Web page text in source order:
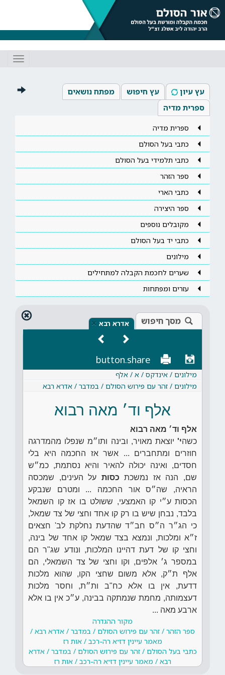
עץ עיון עץ חיפוש
מפתח נושאים
ספרית מדיה
ספרית מדיה
כתבי בעל הסולם
כתבי תלמידי בעל הסולם
ספר הזהר
כתבי הארי
ספר היצירה
מקובלים נוספים
כתבי יד בעל הסולם
מילונים
שערים לחכמת הקבלה למתחילים
עזרים ומפתחות
מסך חיפוש אדרא רבא ×
button.share
מילונים / אינדקס / א / אלף
מילונים / זהר עם פירוש הסולם / במדבר / אדרא רבא
אלף וד׳ מאה רבוא
אלף וד׳ מאה רבוא
כשהי' יוצאת מאויר, ובינה ותו״מ שנפלו מהמדרגה
חוזרים ומתחברים ... אשר אז החכמה היא בלי
חסדים, ואינה יכולה להאיר והיא נסתמת, כמ״ש
שם, הנה אז נמשכת כסות על העינים, שמכסה
הראיה, שה״ס אור החכמה ... ומטרם שנבקע
הכסות ע״י קו האמצעי, ששולט בו אז קו השמאל
בלבד, נבחן שיש בו רק קו אחד וחצי של צד שמאל,
כי הג״ר ה״ס חב״ד שהדעת נחלקת לב' חצאים
ז״א ומלכות, ונמצא בצד שמאל קו אחד של בינה,
וחצי קו של דעת דהיינו המלכות, ונודע שג"ר הם
במספר ג׳ אלפים, וקו וחצי של צד השמאלי, הם
אלף ת״ק, אלא משום שחצי הקו, שהוא מלכות
דדעת, אין בו אלא כח"ב ות״ת, וחסר מלכות
דעצמותה, מחמת שנמתקה בבינה, ע״כ אין בו אלא
ארבע מאה ...
מקור ההגדרה
ספר הזהר / זהר עם פירוש הסולם / במדבר / אדרא רבא /
מאמר עיינין דז״א רה-רכב / אות רז
כתבי בעל הסולם / זהר עם פירוש הסולם / במדבר / אדרא
רבא / מאמר עיינין דז״א רה-רכב / אות רז